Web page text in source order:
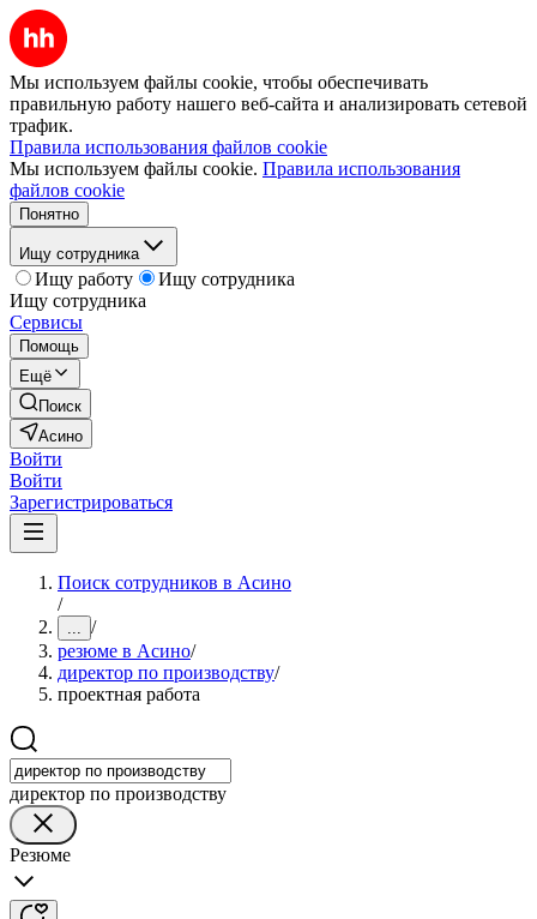
Мы используем файлы cookie, чтобы обеспечивать
правильную работу нашего веб-сайта и анализировать сетевой
трафик.
Правила использования файлов cookie
Мы используем файлы cookie. Правила использования
файлов cookie
Понятно
Ищу сотрудника
Ищу работу
Ищу сотрудника
Ищу сотрудника
Сервисы
Помощь
Ещё
Поиск
Асино
Войти
Войти
Зарегистрироваться
Поиск сотрудников в Асино
/
... /
резюме в Асино/
директор по производству/
проектная работа
директор по производству
Резюме